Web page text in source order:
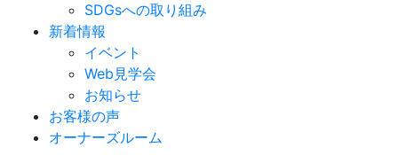
SDGsへの取り組み
新着情報
イベント
Web見学会
お知らせ
お客様の声
オーナーズルーム